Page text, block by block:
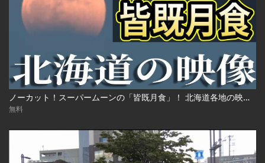
ノーカット！スーパームーンの「皆既月食」！ 北海道各地の映像 2021年5月26日(水)
無料